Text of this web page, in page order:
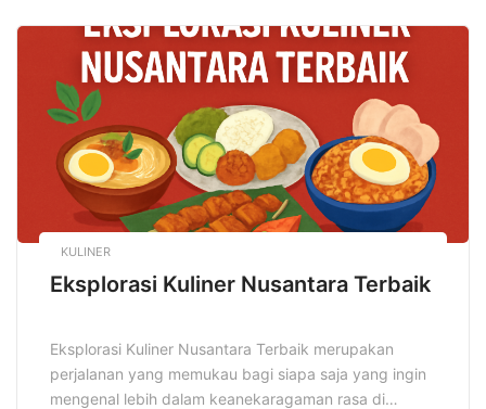
kecepatan dan presisi tinggi, robot mampu
melakukan pekerjaan kompleks yang sebelumnya
mustahil dilakukan manusia dalam waktu singkat.
Setiap […]
KULINER
Eksplorasi Kuliner Nusantara Terbaik
Eksplorasi Kuliner Nusantara Terbaik merupakan
perjalanan yang memukau bagi siapa saja yang ingin
mengenal lebih dalam keanekaragaman rasa di